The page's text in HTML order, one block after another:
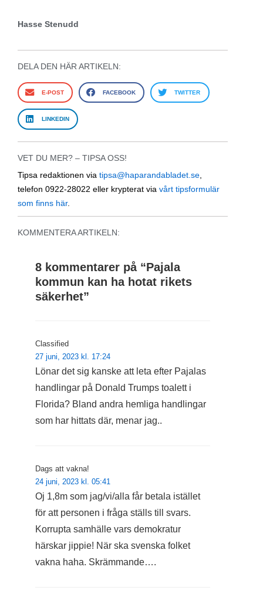
Hasse Stenudd
DELA DEN HÄR ARTIKELN:
E-POST FACEBOOK TWITTER
LINKEDIN
VET DU MER? – TIPSA OSS!
Tipsa redaktionen via tipsa@haparandabladet.se
telefon 0922-28022 eller krypterat via vårt tipsformulär
som finns här.
KOMMENTERA ARTIKELN:
8 kommentarer på “Pajala
kommun kan ha hotat rikets
säkerhet”
Classified
27 juni, 2023 kl. 17:24
Lönar det sig kanske att leta efter Pajalas
handlingar på Donald Trumps toalett i
Florida? Bland andra hemliga handlingar
som har hittats där, menar jag..
Dags att vakna!
24 juni, 2023 kl. 05:41
Oj 1,8m som jag/vi/alla får betala istället
för att personen i fråga ställs till svars.
Korrupta samhälle vars demokratur
härskar jippie! När ska svenska folket
vakna haha. Skrämmande….